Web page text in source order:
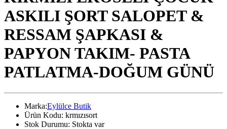
ASKILI ŞORT SALOPET &
RESSAM ŞAPKASI &
PAPYON TAKIM- PASTA
PATLATMA-DOĞUM GÜNÜ
Marka:Eylülce Butik
Ürün Kodu: krmızısort
Stok Durumu: Stokta var